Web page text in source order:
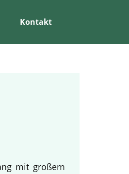
Kontakt
mit großem